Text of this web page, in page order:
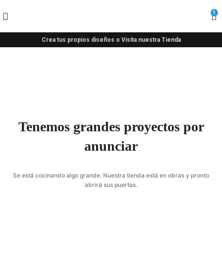
0
Crea tus propios diseños o Visita nuestra Tienda
Tenemos grandes proyectos por
anunciar
Se está cocinando algo grande. Nuestra tienda está en obras y pronto
abrirá sus puertas.